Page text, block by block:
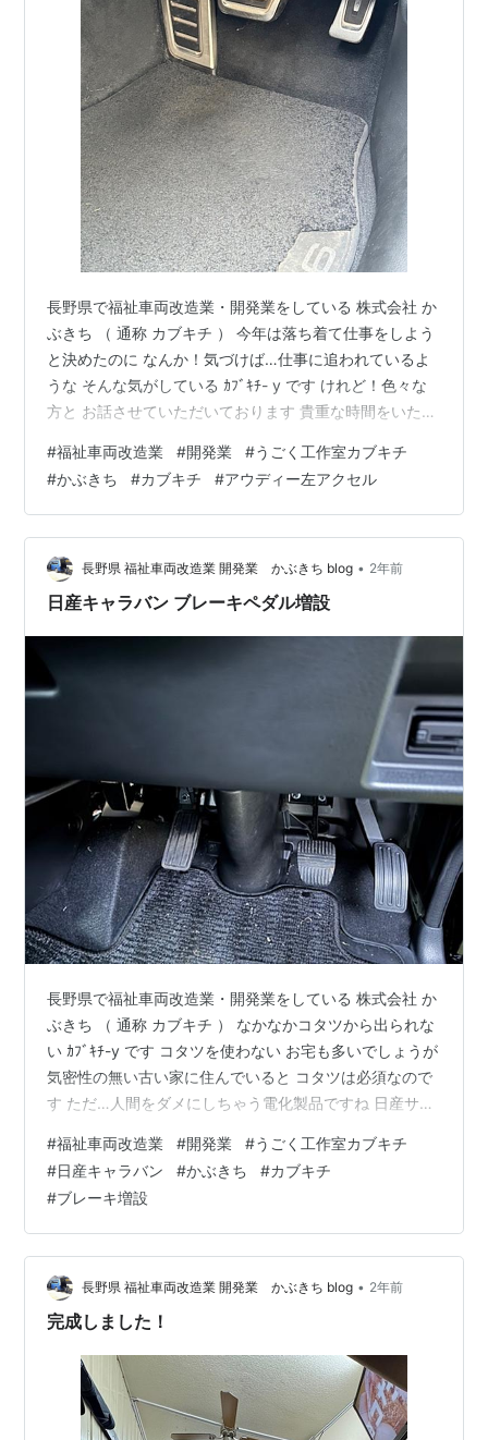
長野県で福祉車両改造業・開発業をしている 株式会社 か
ぶきち （ 通称 カブキチ ） 今年は落ち着て仕事をしよう
と決めたのに なんか！気づけば…仕事に追われているよ
うな そんな気がしている ｶﾌﾞｷﾁ- y です けれど！色々な
方と お話させていただいております 貴重な時間をいただ
左アクセル改造 足元 左のスペースが 物凄く！！！狭い
です 左アクセルとブレーキの間隔が狭いですね オーナー
様が 運転をして 不便を感じなければ良いのですが… 納車
完了いたしました 本日 ２３日～２６日 まで出張です
土・日に ｶﾌﾞｷﾁ- N が不在で申し訳…
#福祉車両改造業 #開発業 #うごく工作室カブキチ
#かぶきち #カブキチ #アウディー左アクセル
長野県 福祉車両改造業 開発業 かぶきち blog • 2年前
日産キャラバン ブレーキペダル増設
長野県で福祉車両改造業・開発業をしている 株式会社 か
ぶきち （ 通称 カブキチ ） なかなかコタツから出られな
い ｶﾌﾞｷﾁ-y です コタツを使わない お宅も多いでしょうが
気密性の無い古い家に住んでいると コタツは必須なので
す ただ…人間をダメにしちゃう電化製品ですね 日産サテ
い連絡がありました キャラバンのオーナー様 とても喜ん
でくださり 奥様も改良して良かった！ と同じく喜んでく
ださったそうです 運転しやすくなった事が一番です 欲し
かった車を購入したのに… 運転が不便で乗っていなかっ
た それが改良してからは 好きな時に乗れる！ こ…
#福祉車両改造業 #開発業 #うごく工作室カブキチ
#日産キャラバン #かぶきち #カブキチ
#ブレーキ増設
長野県 福祉車両改造業 開発業 かぶきち blog • 2年前
完成しました！